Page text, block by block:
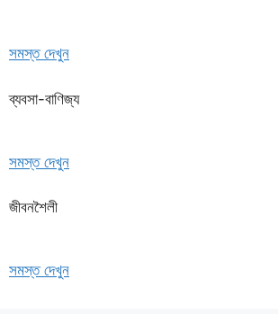
সমস্ত দেখুন
ব্যবসা-বাণিজ্য
সমস্ত দেখুন
জীবনশৈলী
সমস্ত দেখুন